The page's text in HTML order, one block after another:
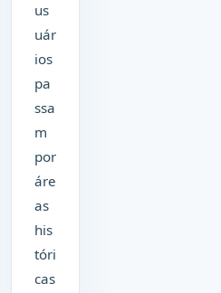
us
uár
ios
pa
ssa
m
por
áre
as
his
tóri
cas